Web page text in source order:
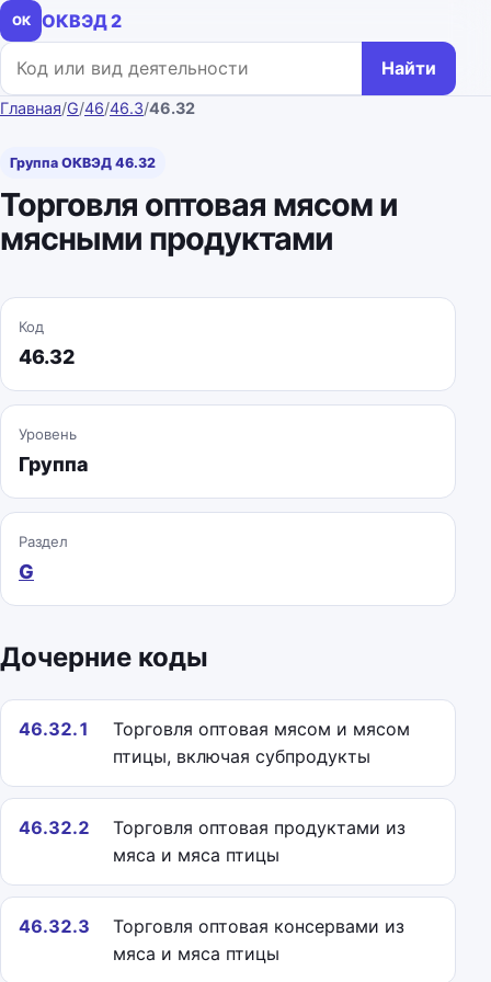
ОК
ОКВЭД 2
Поиск по коду или названию
Найти
Главная/G/46/46.3/46.32
Группа ОКВЭД 46.32
Торговля оптовая мясом и
мясными продуктами
Код
46.32
Уровень
Группа
Раздел
G
Дочерние коды
46.32.1
Торговля оптовая мясом и мясом
птицы, включая субпродукты
46.32.2
Торговля оптовая продуктами из
мяса и мяса птицы
46.32.3
Торговля оптовая консервами из
мяса и мяса птицы